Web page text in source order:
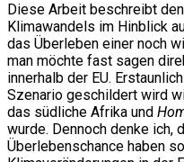
Diese Arbeit beschreibt
Klimawandels im Hinblick
das Überleben einer noch
man möchte fast sagen
innerhalb der EU.
Szenario geschildert wird
das südliche Afrika und
wurde. Dennoch denke ich,
Überlebenschance haben